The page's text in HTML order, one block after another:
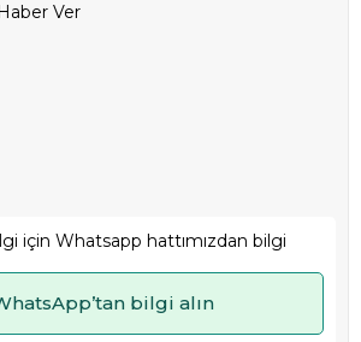
Ver
için Whatsapp hattımızdan bilgi
bilgi alın